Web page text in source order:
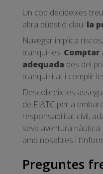
Un cop decideixes
altra qüestió clau: la
Navegar implica
tranquil·les. Comptar
adequada des del
tranquil·litat i complir
Descobreix les
de FIATC per a
responsabilitat civil,
seva aventura
amb nosaltres i
Preguntes